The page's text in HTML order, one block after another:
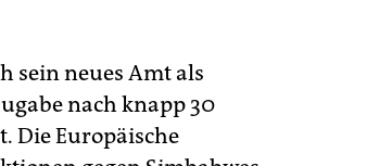
sein neues Amt als
nach knapp 30
Die Europäische